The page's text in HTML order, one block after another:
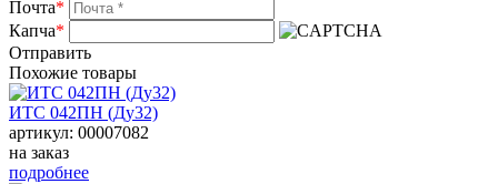
Почта*
Капча*
Отправить
Похожие товары
ИТС 042ПН (Ду32)
артикул: 00007082
на заказ
подробнее